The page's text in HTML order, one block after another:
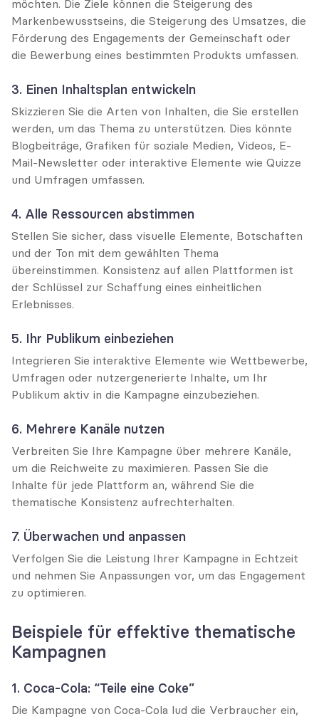
möchten. Die Ziele können die Steigerung des
Markenbewusstseins, die Steigerung des Umsatzes, die
Förderung des Engagements der Gemeinschaft oder
die Bewerbung eines bestimmten Produkts umfassen.
3. Einen Inhaltsplan entwickeln
Skizzieren Sie die Arten von Inhalten, die Sie erstellen
werden, um das Thema zu unterstützen. Dies könnte
Blogbeiträge, Grafiken für soziale Medien, Videos, E-
Mail-Newsletter oder interaktive Elemente wie Quizze
und Umfragen umfassen.
4. Alle Ressourcen abstimmen
Stellen Sie sicher, dass visuelle Elemente, Botschaften
und der Ton mit dem gewählten Thema
übereinstimmen. Konsistenz auf allen Plattformen ist
der Schlüssel zur Schaffung eines einheitlichen
Erlebnisses.
5. Ihr Publikum einbeziehen
Integrieren Sie interaktive Elemente wie Wettbewerbe,
Umfragen oder nutzergenerierte Inhalte, um Ihr
Publikum aktiv in die Kampagne einzubeziehen.
6. Mehrere Kanäle nutzen
Verbreiten Sie Ihre Kampagne über mehrere Kanäle,
um die Reichweite zu maximieren. Passen Sie die
Inhalte für jede Plattform an, während Sie die
thematische Konsistenz aufrechterhalten.
7. Überwachen und anpassen
Verfolgen Sie die Leistung Ihrer Kampagne in Echtzeit
und nehmen Sie Anpassungen vor, um das Engagement
zu optimieren.
Beispiele für effektive thematische
Kampagnen
1. Coca-Cola: “Teile eine Coke”
Die Kampagne von Coca-Cola lud die Verbraucher ein,